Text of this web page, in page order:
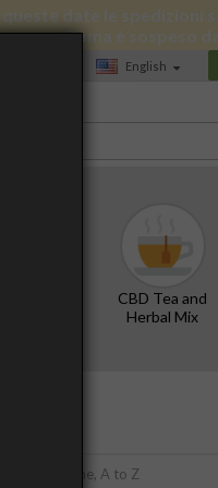
date le spedizioni
a Roma è sospeso
English
CBD Tea and
Herbal Mix
Name, A to Z